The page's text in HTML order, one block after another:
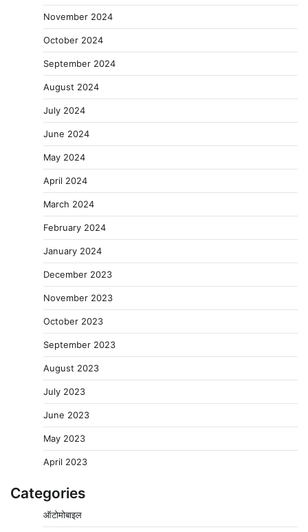
November 2024
October 2024
September 2024
August 2024
July 2024
June 2024
May 2024
April 2024
March 2024
February 2024
January 2024
December 2023
November 2023
October 2023
September 2023
August 2023
July 2023
June 2023
May 2023
April 2023
Categories
ऑटोमोबाइल